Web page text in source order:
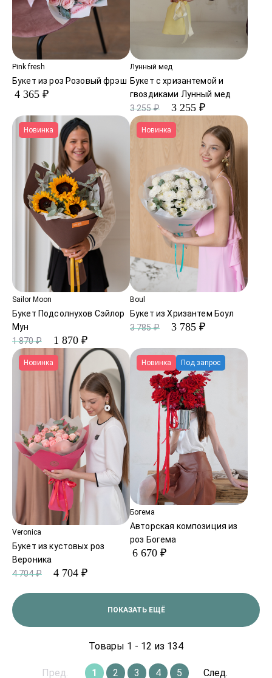
Pink fresh
Букет из роз Розовый фрэш
4 365 ₽
Лунный мед
Букет с хризантемой и
гвоздиками Лунный мед
3 255 ₽
3 255 ₽
Новинка
Sailor Moon
Букет Подсолнухов Сэйлор
Мун
1 870 ₽
1 870 ₽
Новинка
Boul
Букет из Хризантем Боул
3 785 ₽
3 785 ₽
Новинка
Veronica
Букет из кустовых роз
Вероника
4 704 ₽
4 704 ₽
Новинка Под запрос
Богема
Авторская композиция из
роз Богема
6 670 ₽
ПОКАЗАТЬ ЕЩЁ
Товары 1 - 12 из 134
Пред. 1 2 3 4 5 След.